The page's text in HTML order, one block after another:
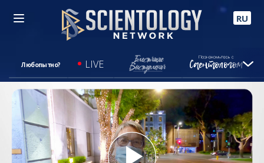
RU
Любопытно? LIVE